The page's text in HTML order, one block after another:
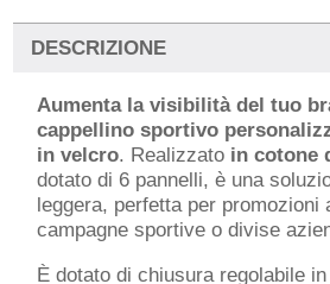
DESCRIZIONE
Aumenta la visibilità del tuo
cappellino sportivo
in velcro. Realizzato in cotone
dotato di 6 pannelli, è una
leggera, perfetta per promozioni
campagne sportive o divise
È dotato di chiusura regolabile